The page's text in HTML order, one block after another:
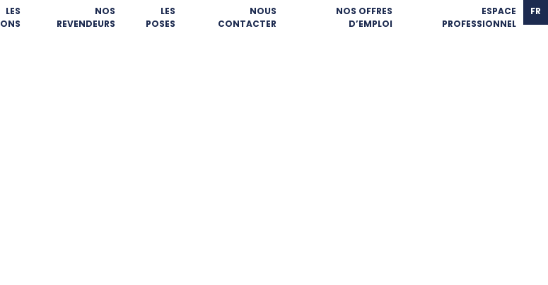
LES
NOS
REVENDEURS
LES
POSES
NOUS
CONTACTER
NOS OFFRES
D’EMPLOI
ESPACE
PROFESSIONNEL
FR